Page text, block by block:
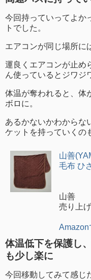
今回持っていってよか
トでした。
エアコンが同じ場所に
運良くエアコンが止め
ん使っているとジワジ
体温が奪われると、体
ボロに。
あるかないかわからな
ケットを持っていくの
山善
毛布 ひ
山善
売り上
Amazon
体温低下を保護し
も少し楽に
今回移動してみて感じ